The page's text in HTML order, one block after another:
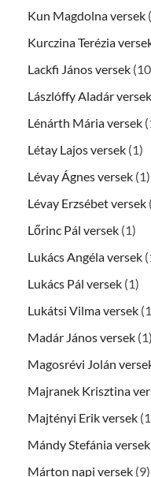
Kun Magdolna versek
Kurczina Terézia
Lackfi János versek
Lászlóffy Aladár versek
Lénárth Mária versek
Létay Lajos versek (1)
Lévay Ágnes versek (1)
Lévay Erzsébet versek
Lőrinc Pál versek (1)
Lukács Angéla versek
Lukács Pál versek (1)
Lukátsi Vilma versek
Madár János versek (1)
Magosrévi Jolán
Majranek Krisztina
Majtényi Erik versek
Mándy Stefánia versek
Márton napi versek (9)